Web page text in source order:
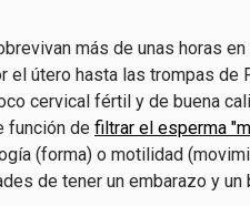
más de unas horas en
el útero hasta las trompas de
cervical fértil y de buena
función de filtrar el esperma
(forma) o motilidad
de tener un embarazo y un